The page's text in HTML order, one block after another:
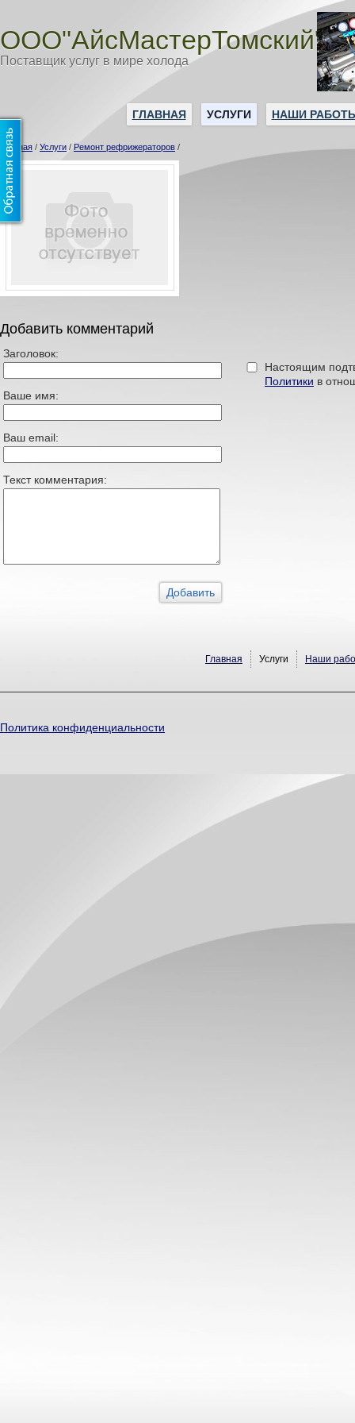
ООО"АйсМастерТомский"
Поставщик услуг в мире холода
ГЛАВНАЯ УСЛУГИ НАШИ
Главная / Услуги / Ремонт рефрижераторов /
Добавить комментарий
Заголовок:
Ваше имя:
Ваш email:
Текст комментария:
Настоящим
Политики в
Главная Услуги Наши
Политика конфиденциальности